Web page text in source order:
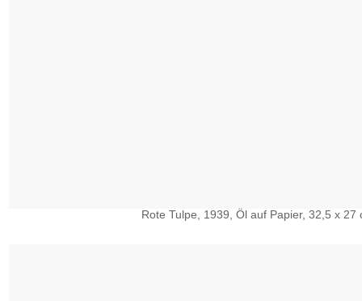
Rote Tulpe, 1939, Öl auf Papier, 32,5 x